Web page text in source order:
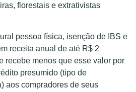
florestais e extrativistas
pessoa física, isenção de IBS e
receita anual de até R$ 2
recebe menos que esse valor por
presumido (tipo de
aos compradores de seus